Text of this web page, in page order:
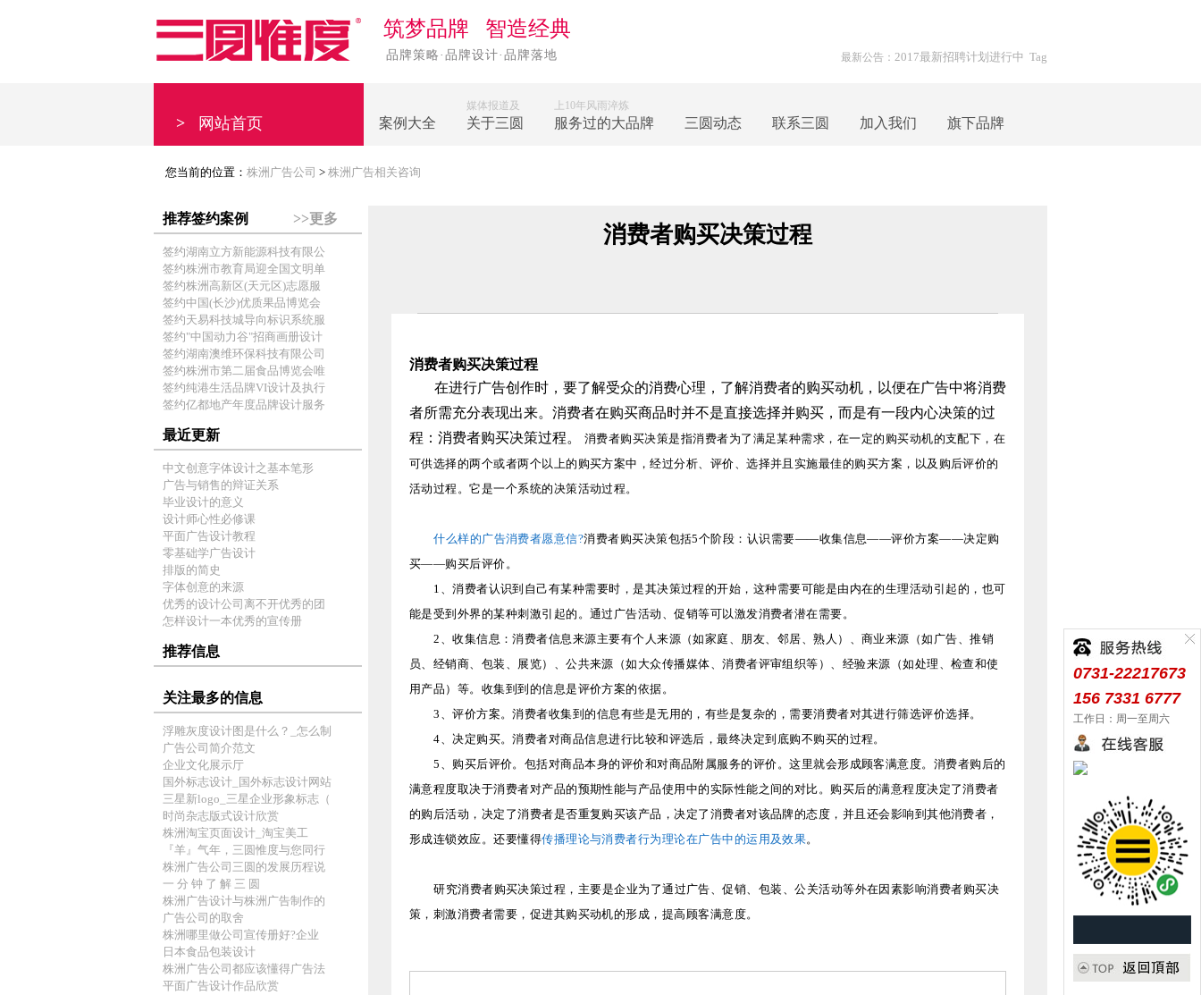
最新公告： 2017最新招聘计划进行中 Tag
筑梦品牌 智造经典
品牌策略·品牌设计·品牌落地
> 网站首页 案例大全
媒体报道及
关于三圆
上10年风雨淬炼
服务过的大品牌 三圆动态 联系三圆 加入我们 旗下品牌
您当前的位置： 株洲广告公司 > 株洲广告相关咨询
推荐签约案例 >>更多
签约湖南立方新能源科技有限公
签约株洲市教育局迎全国文明单
签约株洲高新区(天元区)志愿服
签约中国(长沙)优质果品博览会
签约天易科技城导向标识系统服
签约"中国动力谷"招商画册设计
签约湖南澳维环保科技有限公司
签约株洲市第二届食品博览会唯
签约纯港生活品牌VI设计及执行
签约亿都地产年度品牌设计服务
最近更新
中文创意字体设计之基本笔形
广告与销售的辩证关系
毕业设计的意义
设计师心性必修课
平面广告设计教程
零基础学广告设计
排版的简史
字体创意的来源
优秀的设计公司离不开优秀的团
怎样设计一本优秀的宣传册
推荐信息
关注最多的信息
浮雕灰度设计图是什么？_怎么制
广告公司简介范文
企业文化展示厅
国外标志设计_国外标志设计网站
三星新logo_三星企业形象标志（
时尚杂志版式设计欣赏
株洲淘宝页面设计_淘宝美工
『羊』气年，三圆惟度与您同行
株洲广告公司三圆的发展历程说
一 分 钟 了 解 三 圆
株洲广告设计与株洲广告制作的
广告公司的取舍
株洲哪里做公司宣传册好?企业
日本食品包装设计
株洲广告公司都应该懂得广告法
平面广告设计作品欣赏
消费者购买决策过程
消费者购买决策过程
在进行广告创作时，要了解受众的消费心理，了解消费者的购买动机，以便在广告中将消费
者所需充分表现出来。消费者在购买商品时并不是直接选择并购买，而是有一段内心决策的过
程：消费者购买决策过程。
消费者购买决策是指消费者为了满足某种需求，在一定的购买动机的支配下，在
可供选择的两个或者两个以上的购买方案中，经过分析、评价、选择并且实施最佳的购买方案，以及购后评价的
活动过程。它是一个系统的决策活动过程。
什么样的广告消费者愿意信?消费者购买决策包括5个阶段：认识需要——收集信息——评价方案——决定购
买——购买后评价。
1 、消费者认识到自己有某种需要时，是其决策过程的开始，这种需要可能是由内在的生理活动引起的，也可
能是受到外界的某种刺激引起的。通过广告活动、促销等可以激发消费者潜在需要。
2 、收集信息：消费者信息来源主要有个人来源（如家庭、朋友、邻居、熟人）、商业来源（如广告、推销
员、经销商、包装、展览）、公共来源（如大众传播媒体、消费者评审组织等）、经验来源（如处理、检查和使
用产品）等。收集到到的信息是评价方案的依据。
3 、评价方案。消费者收集到的信息有些是无用的，有些是复杂的，需要消费者对其进行筛选评价选择。
4、决定购买。消费者对商品信息进行比较和评选后，最终决定到底购不购买的过程。
5 、购买后评价。包括对商品本身的评价和对商品附属服务的评价。这里就会形成顾客满意度。消费者购后的
满意程度取决于消费者对产品的预期性能与产品使用中的实际性能之间的对比。购买后的满意程度决定了消费者
的购后活动，决定了消费者是否重复购买该产品，决定了消费者对该品牌的态度，并且还会影响到其他消费者，
形成连锁效应。还要懂得传播理论与消费者行为理论在广告中的运用及效果。
研究消费者购买决策过程，主要是企业为了通过广告、促销、包装、公关活动等外在因素影响消费者购买决
策，刺激消费者需要，促进其购买动机的形成，提高顾客满意度。
0731-22217673
156 7331 6777
工作日：周一至周六